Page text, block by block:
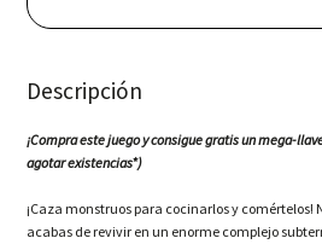
Descripción
¡Compra este juego y consigue gratis un mega-
agotar existencias*)
¡Caza monstruos para cocinarlos y comértelos!
acabas de revivir en un enorme complejo